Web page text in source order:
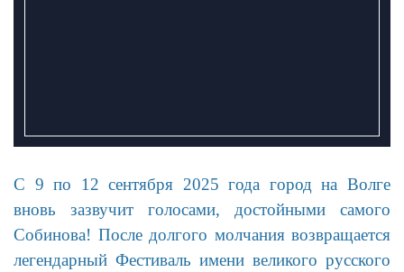
С 9 по 12 сентября 2025 года город на Волге
вновь зазвучит голосами, достойными самого
Собинова! После долгого молчания возвращается
легендарный Фестиваль имени великого русского